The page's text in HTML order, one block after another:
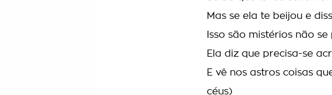
Mas se ela te beijou e
Isso são mistérios não
Ela diz que precisa-se
E vê nos astros coisas
céus)